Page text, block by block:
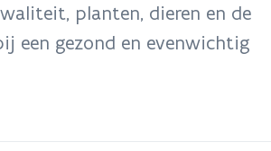
planten, dieren en de
een gezond en evenwichtig